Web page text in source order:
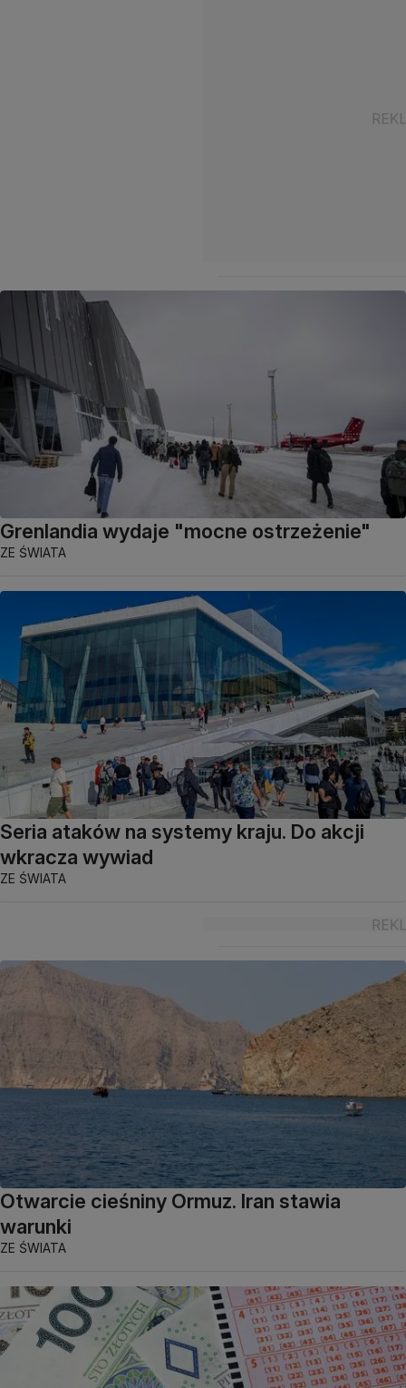
Grenlandia wydaje "mocne ostrzeżenie"
ZE ŚWIATA
Seria ataków na systemy kraju. Do akcji
wkracza wywiad
ZE ŚWIATA
Otwarcie cieśniny Ormuz. Iran stawia
warunki
ZE ŚWIATA